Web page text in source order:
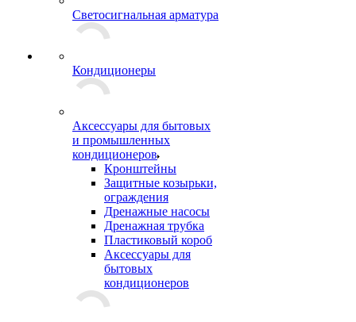
Светосигнальная арматура
Кондиционеры
Аксессуары для бытовых
и промышленных
кондиционеров
Кронштейны
Защитные козырьки,
ограждения
Дренажные насосы
Дренажная трубка
Пластиковый короб
Аксессуары для
бытовых
кондиционеров